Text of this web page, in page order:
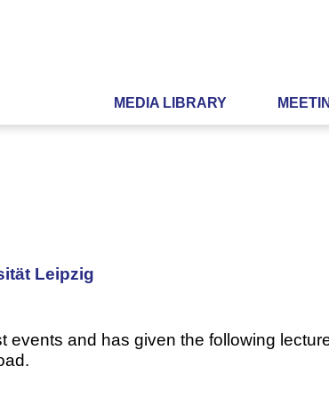
MEDIA LIBRARY
Leipzig
and has given the following